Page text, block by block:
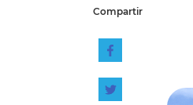
Compartir